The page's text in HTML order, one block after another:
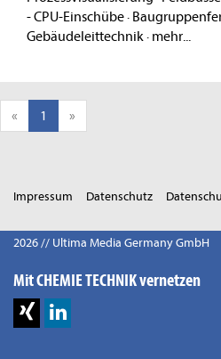
- CPU-Einschübe·
Gebäudeleittechnik · mehr...
« 1 »
Impressum Datenschutz
2026 // Ultima Media Germany GmbH
Mit CHEMIE TECHNIK vernetzen